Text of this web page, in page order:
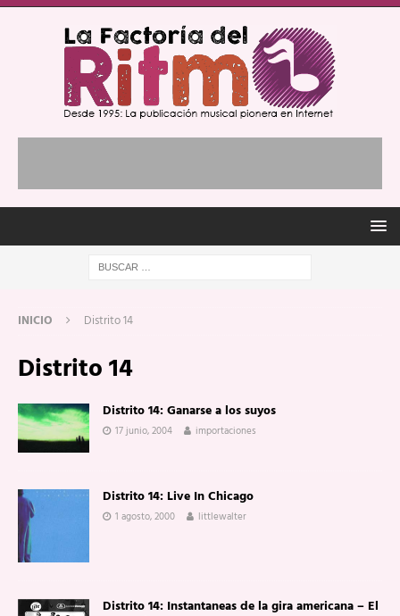
INICIO Distrito 14
Distrito 14
Distrito 14: Ganarse a los suyos
17 junio, 2004 importaciones
Distrito 14: Live In Chicago
1 agosto, 2000 littlewalter
Distrito 14: Instantaneas de la gira americana – El